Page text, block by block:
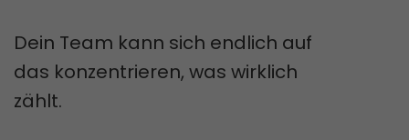
Dein Team kann sich endlich auf
das konzentrieren, was wirklich
zählt.